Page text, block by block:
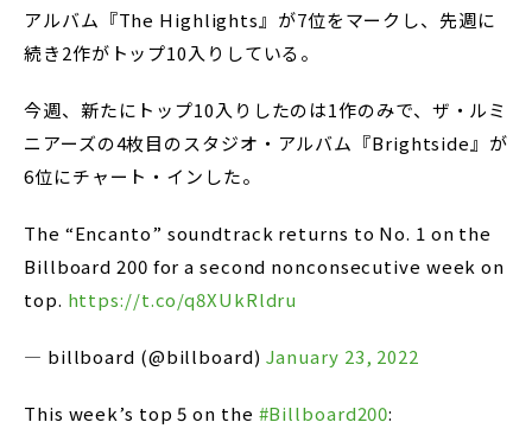
アルバム『The Highlights』が7位をマークし、先週に
続き2作がトップ10入りしている。
今週、新たにトップ10入りしたのは1作のみで、ザ・ルミ
ニアーズの4枚目のスタジオ・アルバム『Brightside』が
6位にチャート・インした。
The “Encanto” soundtrack returns to No. 1 on the
Billboard 200 for a second nonconsecutive week on
top. https://t.co/q8XUkRldru
— billboard (@billboard) January 23, 2022
This week’s top 5 on the #Billboard200: